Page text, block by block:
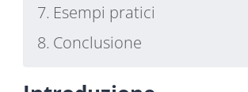
Esempi pratici
Conclusione